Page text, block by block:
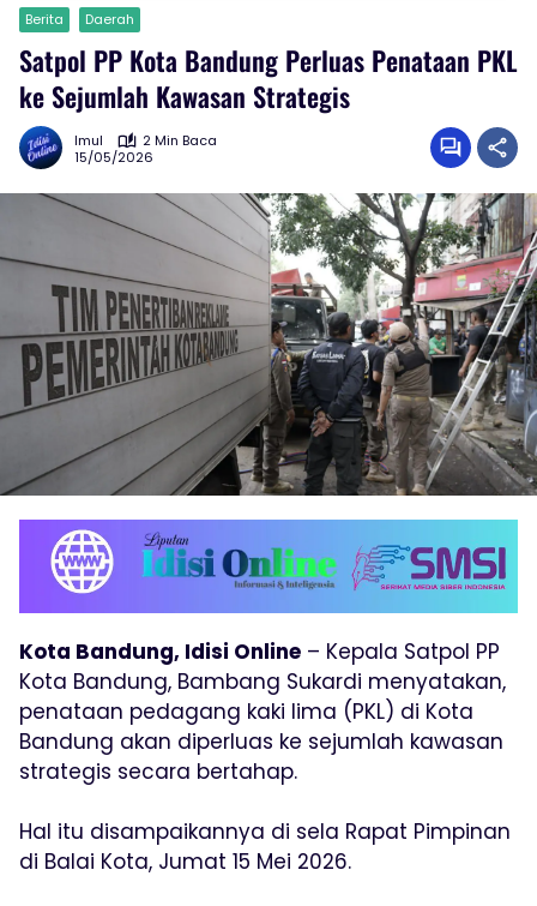
Berita Daerah
Satpol PP Kota Bandung Perluas Penataan PKL
ke Sejumlah Kawasan Strategis
Imul
2 Min Baca
15/05/2026
Kota Bandung, Idisi Online – Kepala Satpol PP
Kota Bandung, Bambang Sukardi menyatakan,
penataan pedagang kaki lima (PKL) di Kota
Bandung akan diperluas ke sejumlah kawasan
strategis secara bertahap.
Hal itu disampaikannya di sela Rapat Pimpinan
di Balai Kota, Jumat 15 Mei 2026.